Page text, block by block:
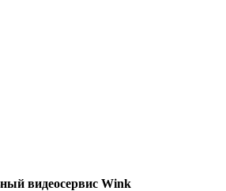
видеосервис Wink